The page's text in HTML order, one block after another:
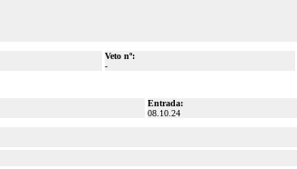
Veto nº:
-
Entrada:
08.10.24